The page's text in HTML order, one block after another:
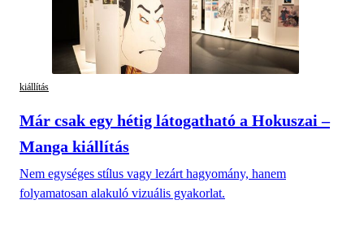
kiállítás
Már csak egy hétig látogatható a Hokuszai –
Manga kiállítás
Nem egységes stílus vagy lezárt hagyomány, hanem
folyamatosan alakuló vizuális gyakorlat.